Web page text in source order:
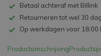
Betaal achteraf met Billink
Retourneren tot wel 30
Op werkdagen voor
Productomschrijving